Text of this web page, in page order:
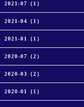
2021-07（1）
2021-04（1）
2021-01（1）
2020-07（2）
2020-03（2）
2020-01（1）